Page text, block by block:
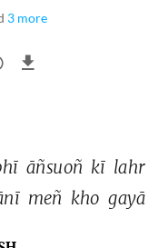
3 more
āñsuoñ kī lahr
meñ kho gayā